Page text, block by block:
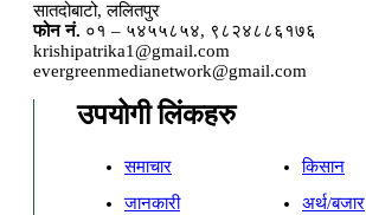
सातदोबाटो, ललितपुर
फोन नं. ०१ – ५४५५८५४, ९८२४८८६१७६
krishipatrika1@gmail.com
evergreenmedianetwork@gmail.com
उपयोगी लिंकहरु
समाचार
किसान
जानकारी
अर्थ/बजार